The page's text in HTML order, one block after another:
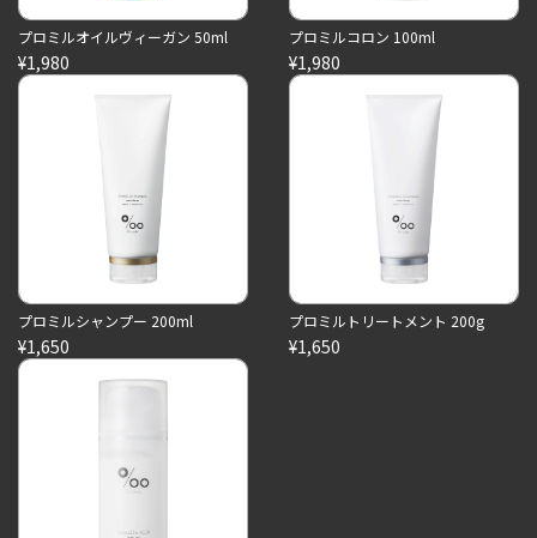
プロミルオイルヴィーガン 50ml
¥1,980
プロミルコロン 100ml
¥1,980
プロミルシャンプー 200ml
¥1,650
プロミルトリートメント 200g
¥1,650